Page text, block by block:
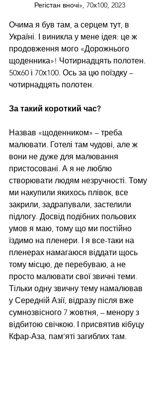
Регістан вночі», 70х100, 2023
Очима я був там, а серцем тут, в
Україні. І виникла у мене ідея: це ж
продовження мого «Дорожнього
щоденника»! Чотирнадцять полотен.
50х60 і 70х100. Ось за цю поїздку –
чотирнадцять полотен.
За такий короткий час?
Назвав «щоденником» – треба
малювати. Готелі там чудові, але ж
вони не дуже для малювання
пристосовані. А я не люблю
створювати людям незручності. Тому
ми накупили якихось плівок, все
закрили, задрапували, застелили
підлогу. Досвід подібних польових
умов я маю, тому що ми постійно
їздимо на пленери. І я все-таки на
пленерах намагаюся віддати щось
тому місцю, де перебуваю, а не
просто малювати свої звичні теми.
Тільки одну звичну тему намалював
у Середній Азії, відразу після вже
сумнозвісного 7 жовтня, – менору з
відбитою свічкою. І присвятив кібуцу
Кфар-Аза, пам’яті загиблих там.